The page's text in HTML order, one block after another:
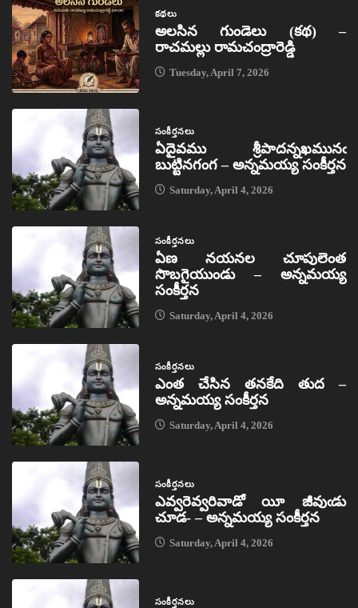
కథలు
అలసిన గుండెలు (కథ) –
రాచమల్లు రామచంద్రారెడ్డి
Tuesday, April 7, 2026
సంకీర్తనలు
ఏదైవము శ్రీపాదన్నఖమునఁ
బుట్టినగంగ – అన్నమయ్య సంకీర్తన
Saturday, April 4, 2026
సంకీర్తనలు
ఏణ నయనల చూపులెంత
సొబగైయుండు – అన్నమయ్య
సంకీర్తన
Saturday, April 4, 2026
సంకీర్తనలు
ఎంత చేసిన తనకేది తుద –
అన్నమయ్య సంకీర్తన
Saturday, April 4, 2026
సంకీర్తనలు
ఎవ్వరెవ్వరివాడో యీ జీవుఁడు
చూడ- – అన్నమయ్య సంకీర్తన
Saturday, April 4, 2026
సంకీర్తనలు